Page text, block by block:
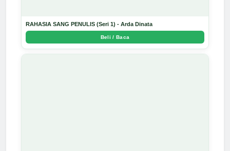
RAHASIA SANG PENULIS (Seri 1) - Arda Dinata
Beli / Baca